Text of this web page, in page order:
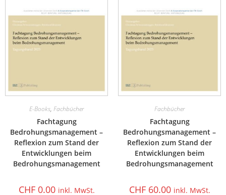
E-Books, Fachbücher
Fachtagung
Bedrohungsmanagement –
Reflexion zum Stand der
Entwicklungen beim
Bedrohungsmanagement
CHF0.00 inkl. MwSt.
Fachbücher
Fachtagung
Bedrohungsmanagement –
Reflexion zum Stand der
Entwicklungen beim
Bedrohungsmanagement
CHF60.00 inkl. MwSt.